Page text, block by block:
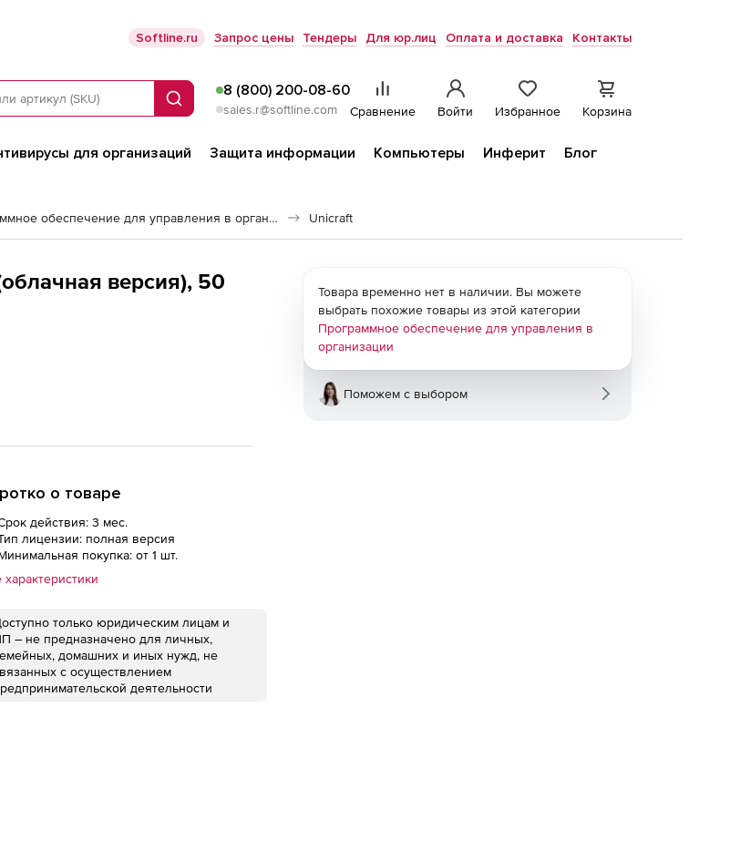
Softline.ru Запрос цены Тендеры Для юр.лиц Оплата и доставка Контакты
Поиск
8 (800) 200-08-60
sales.r@softline.com Сравнение Войти Избранное Корзина
для организаций Защита информации Компьютеры Инферит
Блог
Программное обеспечение для управления в организации Unicraft
версия), 50
о товаре
действия: 3 мес.
лицензии: полная версия
покупка: от 1 шт.
характеристики
только юридическим лицам и
– не предназначено для личных,
домашних и иных нужд, не
с осуществлением
деятельности
Товара временно нет в наличии. Вы можете
выбрать похожие товары из этой категории
Программное обеспечение для управления в
организации
Поможем с выбором